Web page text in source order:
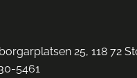
25, 118 72
5461